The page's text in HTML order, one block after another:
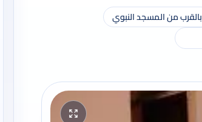
بالقرب من المسجد النبوي